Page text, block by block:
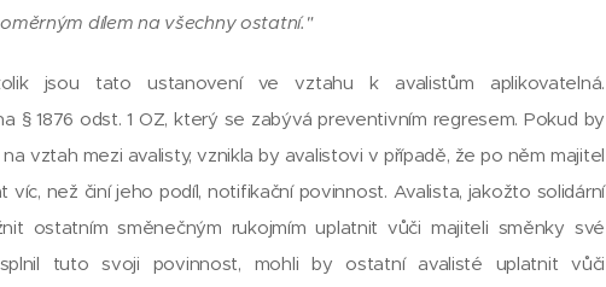
dílem na všechny ostatní."
jsou tato ustanovení ve vztahu k avalistům aplikovatelná.
§ 1876 odst. 1 OZ, který se zabývá preventivním regresem. Pokud by
vztah mezi avalisty, vznikla by avalistovi v případě, že po něm majitel
víc, než činí jeho podíl, notifikační povinnost. Avalista, jakožto solidární
ostatním směnečným rukojmím uplatnit vůči majiteli směnky své
tuto svoji povinnost, mohli by ostatní avalisté uplatnit vůči